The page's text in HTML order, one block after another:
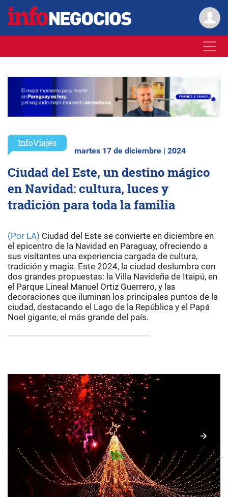
InfoViajes
martes 17 de diciembre | 2024
Ciudad del Este, un destino mágico
en Navidad: cultura, luces y
tradición para toda la familia
(Por LA) Ciudad del Este se convierte en diciembre en
el epicentro de la Navidad en Paraguay, ofreciendo a
sus visitantes una experiencia cargada de cultura,
tradición y magia. Este 2024, la ciudad deslumbra con
dos grandes propuestas: la Villa Navideña de Itaipú, en
el Parque Lineal Manuel Ortiz Guerrero, y las
decoraciones que iluminan los principales puntos de la
ciudad, destacando el Lago de la República y el Papá
Noel gigante, el más grande del país.